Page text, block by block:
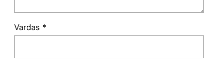
Vardas *